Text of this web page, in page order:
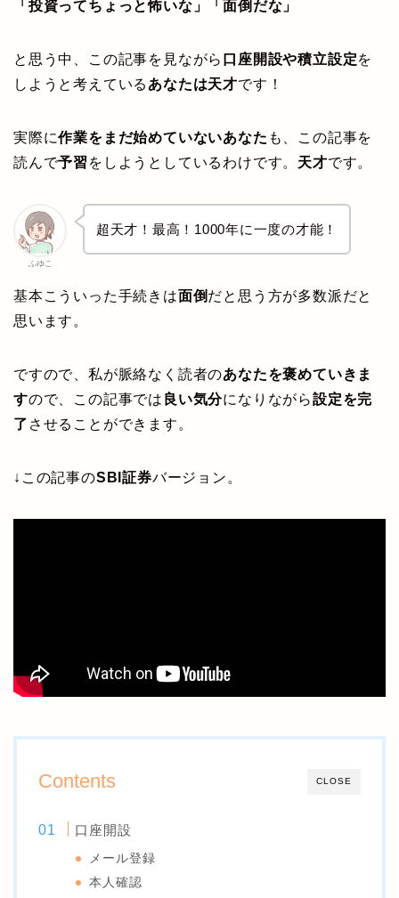
「投資ってちょっと怖いな」「面倒だな」
と思う中、この記事を見ながら 口座開設や積立設定を
しようと考えている あなたは天才です！
実際に作業をまだ始めていないあなた も、この記事を
読んで予習 をしようとしているわけです。 天才です。
ふゆこ
超天才！最高！1000年に一度の才能！
基本こういった手続きは面倒だと思う方が多数派だと
思います。
ですので、私が脈絡なく読者のあなたを褒めていきま
すので、この記事では 良い気分になりながら設定を完
了 させることができます。
↓この記事のSBI証券バージョン。
CLOSE
Contents
口座開設
メール登録
本人確認